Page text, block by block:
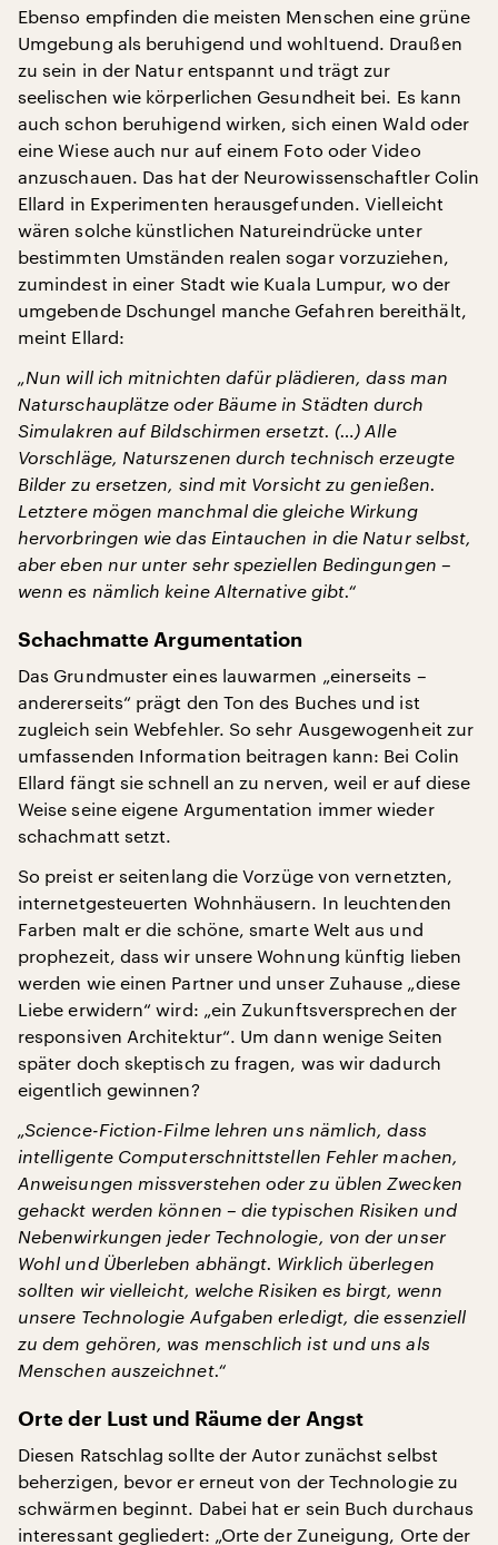
Ebenso empfinden die meisten Menschen eine grüne
Umgebung als beruhigend und wohltuend. Draußen
zu sein in der Natur entspannt und trägt zur
seelischen wie körperlichen Gesundheit bei. Es kann
auch schon beruhigend wirken, sich einen Wald oder
eine Wiese auch nur auf einem Foto oder Video
anzuschauen. Das hat der Neurowissenschaftler Colin
Ellard in Experimenten herausgefunden. Vielleicht
wären solche künstlichen Natureindrücke unter
bestimmten Umständen realen sogar vorzuziehen,
zumindest in einer Stadt wie Kuala Lumpur, wo der
umgebende Dschungel manche Gefahren bereithält,
meint Ellard:
„Nun will ich mitnichten dafür plädieren, dass man
Naturschauplätze oder Bäume in Städten durch
Simulakren auf Bildschirmen ersetzt. (…) Alle
Vorschläge, Naturszenen durch technisch erzeugte
Bilder zu ersetzen, sind mit Vorsicht zu genießen.
Letztere mögen manchmal die gleiche Wirkung
hervorbringen wie das Eintauchen in die Natur selbst,
aber eben nur unter sehr speziellen Bedingungen –
wenn es nämlich keine Alternative gibt.“
Schachmatte Argumentation
Das Grundmuster eines lauwarmen „einerseits –
andererseits“ prägt den Ton des Buches und ist
zugleich sein Webfehler. So sehr Ausgewogenheit zur
umfassenden Information beitragen kann: Bei Colin
Ellard fängt sie schnell an zu nerven, weil er auf diese
Weise seine eigene Argumentation immer wieder
schachmatt setzt.
So preist er seitenlang die Vorzüge von vernetzten,
internetgesteuerten Wohnhäusern. In leuchtenden
Farben malt er die schöne, smarte Welt aus und
prophezeit, dass wir unsere Wohnung künftig lieben
werden wie einen Partner und unser Zuhause „diese
Liebe erwidern“ wird: „ein Zukunftsversprechen der
responsiven Architektur“. Um dann wenige Seiten
später doch skeptisch zu fragen, was wir dadurch
eigentlich gewinnen?
„Science-Fiction-Filme lehren uns nämlich, dass
intelligente Computerschnittstellen Fehler machen,
Anweisungen missverstehen oder zu üblen Zwecken
gehackt werden können – die typischen Risiken und
Nebenwirkungen jeder Technologie, von der unser
Wohl und Überleben abhängt. Wirklich überlegen
sollten wir vielleicht, welche Risiken es birgt, wenn
unsere Technologie Aufgaben erledigt, die essenziell
zu dem gehören, was menschlich ist und uns als
Menschen auszeichnet.“
Orte der Lust und Räume der Angst
Diesen Ratschlag sollte der Autor zunächst selbst
beherzigen, bevor er erneut von der Technologie zu
schwärmen beginnt. Dabei hat er sein Buch durchaus
interessant gegliedert: „Orte der Zuneigung, Orte der